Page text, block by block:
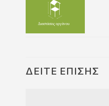
ΔΕΊΤΕ ΕΠΊΣΗΣ